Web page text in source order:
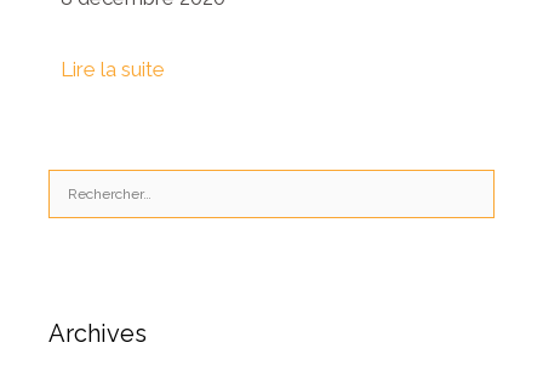
Lire la suite
Archives